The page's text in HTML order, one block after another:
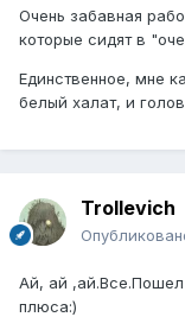
Очень забавная
которые сидят в
Единственное, мне
белый халат, и
Trollevich
Ай, ай ,ай.Все.Пошел
плюса:)